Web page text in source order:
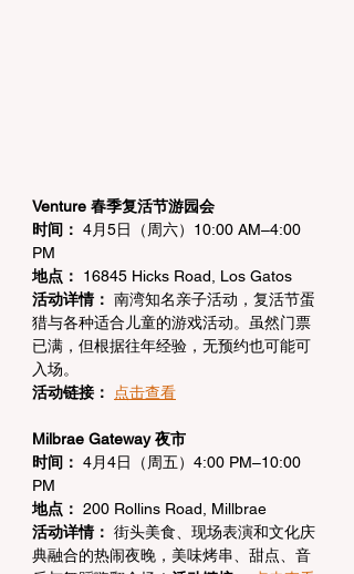
Venture 春季复活节游园会
时间： 4月5日（周六）10:00 AM–4:00
PM
地点：
16845 Hicks Road, Los Gatos
活动详情： 南湾知名亲子活动，复活节蛋
猎与各种适合儿童的游戏活动。虽然门票
已满，但根据往年经验，无预约也可能可
入场。
活动链接：
点击查看
Milbrae Gateway 夜市
时间： 4月4日（周五）4:00 PM–10:00
PM
地点： 200 Rollins Road, Millbrae
活动详情： 街头美食、现场表演和文化庆
典融合的热闹夜晚，美味烤串、甜点、音